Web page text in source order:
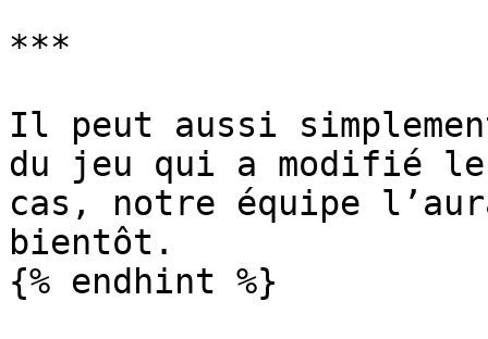
***
Il peut aussi
du jeu qui a modifié le
cas, notre équipe
bientôt.
{% endhint %}